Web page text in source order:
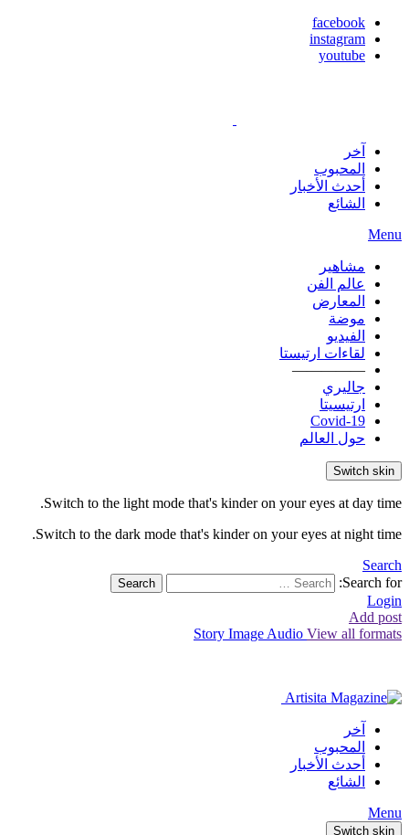
facebook
instagram
youtube
آخر
المحبوب
أحدث الأخبار
الشائع
Menu
مشاهير
عالم الفن
المعارض
موضة
الفيديو
لقاءات ارتيستا
—————
جاليري
ارتيسيتا
Covid-19
حول العالم
Switch skin
Switch to the light mode that's kinder on your eyes at day time.
Switch to the dark mode that's kinder on your eyes at night time.
Search
Search for:
Search
Login
Add post
Story Image Audio View all formats
آخر
المحبوب
أحدث الأخبار
الشائع
Menu
Switch skin